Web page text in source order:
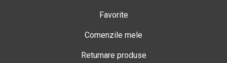
Favorite
Comenzile mele
Returnare produse